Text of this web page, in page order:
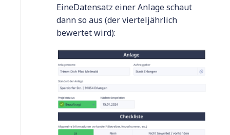
EineDatensatz einer Anlage schaut
dann so aus (der vierteljährlich
bewertet wird):